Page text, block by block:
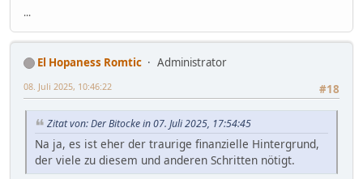
...
El Hopaness Romtic
Administrator
#18
08. Juli 2025, 10:46:22
Zitat von: Der Bitocke in 07. Juli 2025, 17:54:45
Na ja, es ist eher der traurige finanzielle Hintergrund,
der viele zu diesem und anderen Schritten nötigt.